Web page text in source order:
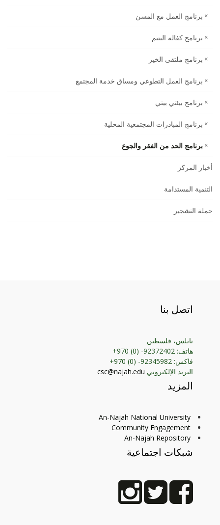
برنامج العمل مع المسن
برنامج كفالة اليتيم
برنامج ملتقى الخير
برنامج العمل التطوعي ومساق خدمة المجتمع
برنامج بيئتي بيتي
برنامج المبادرات المجتمعية المحلية ‏
برنامج الحد من الفقر والجوع
أخبار المركز
التنمية المستدامة
حملة التشجير
اتصل بنا
نابلس، فلسطين
هاتف: 92372402- (0) 970+
فاكس: 92345982- (0) 970+
البريد الإلكتروني csc@najah.edu
المزيد
An-Najah National University
Community Engagement
An-Najah Repository
شبكات اجتماعية